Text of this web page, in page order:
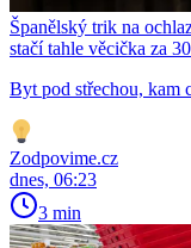
Španělský trik na
stačí tahle věcička za
Byt pod střechou, kam
Zodpovime.cz
dnes, 06:23
3 min